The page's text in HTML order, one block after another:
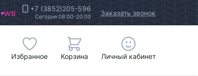
WB +7 (3852)205-596
Сегодня 08:00-20:00 Заказать звонок
Избранное Корзина Личный кабинет